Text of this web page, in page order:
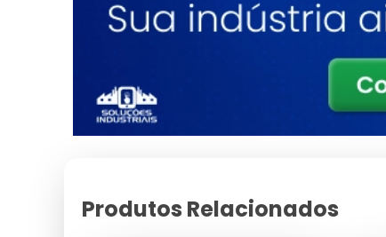
Benefícios do Desinfetante
Elimina 99,9% dos germes, garantindo
Economia e Sustentabilidade
Aplicações do Desinfetante
Produtos Relacionados